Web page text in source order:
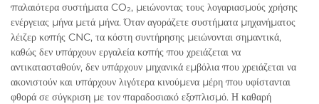
παλαιότερα συστήματα CO₂, μειώνοντας τους λογαριασμούς χρήσης
ενέργειας μήνα μετά μήνα. Όταν αγοράζετε συστήματα μηχανήματος
λέιζερ κοπής CNC, τα κόστη συντήρησης μειώνονται σημαντικά,
καθώς δεν υπάρχουν εργαλεία κοπής που χρειάζεται να
αντικατασταθούν, δεν υπάρχουν μηχανικά εμβόλια που χρειάζεται να
ακονιστούν και υπάρχουν λιγότερα κινούμενα μέρη που υφίστανται
φθορά σε σύγκριση με τον παραδοσιακό εξοπλισμό. Η καθαρή